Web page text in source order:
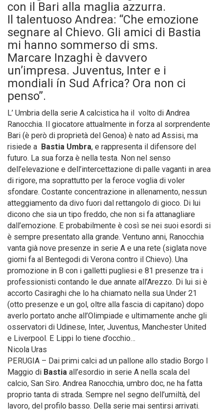
con il Bari alla maglia azzurra.
Il talentuoso Andrea: “Che emozione
segnare al Chievo. Gli amici di Bastia
mi hanno sommerso di sms.
Marcare Inzaghi è davvero
un’impresa. Juventus, Inter e i
mondiali ín Sud Africa? Ora non ci
penso”.
L’ Umbria della serie A calcistica ha il volto di Andrea
Ranocchia. Il giocatore attualmente in forza al sorprendente
Bari (è però di proprietà del Genoa) è nato ad Assisi, ma
risiede a Bastia Umbra, e rappresenta il difensore del
futuro. La sua forza è nella testa. Non nel senso
dell’elevazione e dell’intercettazione di palle vaganti in area
di rigore, ma soprattutto per la feroce voglia di voler
sfondare. Costante concentrazione in allenamento, nessun
atteggiamento da divo fuori dal rettangolo di gioco. Di lui
dicono che sia un tipo freddo, che non si fa attanagliare
dall’emozione. E probabilmente è così se nei suoi esordi si
è sempre presentato alla grande. Ventuno anni, Ranocchia
vanta già nove presenze in serie A e una rete (siglata nove
giorni fa al Bentegodi di Verona contro il Chievo). Una
promozione in B con i galletti pugliesi e 81 presenze tra i
professionisti contando le due annate all’Arezzo. Di lui si è
accorto Casiraghi che lo ha chiamato nella sua Under 21
(otto presenze e un gol, oltre alla fascia di capitano) dopo
averlo portato anche all’Olimpiade e ultimamente anche gli
osservatori di Udinese, Inter, Juventus, Manchester United
e Liverpool. E Lippi lo tiene d’occhio…
Nicola Uras
PERUGIA – Dai primi calci ad un pallone allo stadio Borgo I
Maggio di Bastia all’esordio in serie A nella scala del
calcio, San Siro. Andrea Ranocchia, umbro doc, ne ha fatta
proprio tanta di strada. Sempre nel segno dell’umiltà, del
lavoro, del profilo basso. Della serie mai sentirsi arrivati.